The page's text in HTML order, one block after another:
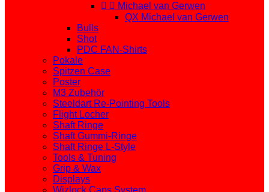
  Michael van Gerwen
QX Michael van Gerwen
Bulls
Shot
PDC FAN-Shirts
Pokale
Spitzen Case
Poster
M3 Zubehör
Steeldart Re-Pointing Tools
Flight Locher
Shaft Ringe
Shaft Gummi-Ringe
Shaft Ringe L-Style
Tools & Tuning
Grip & Wax
Displays
Wizlock Caps System